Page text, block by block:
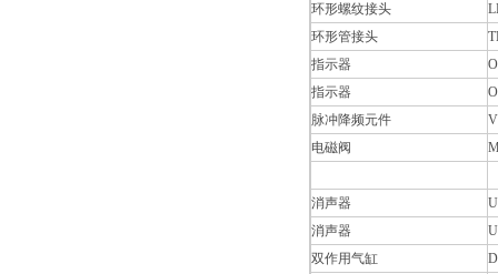
环形螺纹接头
环形管接头
指示器
指示器
脉冲降频元件
电磁阀
消声器
消声器
双作用气缸